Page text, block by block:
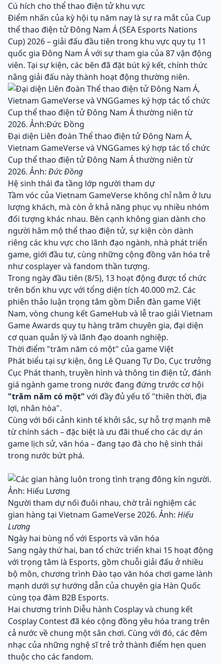
Cú hích cho thể thao điện tử khu vực
Điểm nhấn của kỳ hội tụ năm nay là sự ra mắt của Cup
thể thao điện tử Đông Nam Á (SEA Esports Nations
Cup) 2026 – giải đấu đầu tiên trong khu vực quy tụ 11
quốc gia Đông Nam Á với sự tham gia của 87 vận động
viên. Tại sự kiện, các bên đã đặt bút ký kết, chính thức
nâng giải đấu này thành hoạt động thường niên.
Đại diện Liên đoàn Thể thao điện tử Đông Nam Á,
Vietnam GameVerse và VNGGames ký hợp tác tổ chức
Cup thể thao điện tử Đông Nam Á thường niên từ
2026. Ảnh: Đức Đồng
Hệ sinh thái đa tầng lớp người tham dự
Tầm vóc của Vietnam GameVerse không chỉ nằm ở lưu
lượng khách, mà còn ở khả năng phục vụ nhiều nhóm
đối tượng khác nhau. Bên cạnh không gian dành cho
người hâm mộ thể thao điện tử, sự kiện còn dành
riêng các khu vực cho lãnh đạo ngành, nhà phát triển
game, giới đầu tư, cùng những cộng đồng văn hóa trẻ
như cosplayer và fandom thần tượng.
Trong ngày đầu tiên (8/5), 13 hoạt động được tổ chức
trên bốn khu vực với tổng diện tích 40.000 m2. Các
phiên thảo luận trọng tâm gồm Diễn đàn game Việt
Nam, vòng chung kết GameHub và lễ trao giải Vietnam
Game Awards quy tụ hàng trăm chuyên gia, đại diện
cơ quan quản lý và lãnh đạo doanh nghiệp.
Thời điểm "trăm năm có một" của game Việt
Phát biểu tại sự kiện, ông Lê Quang Tự Do, Cục trưởng
Cục Phát thanh, truyền hình và thông tin điện tử, đánh
giá ngành game trong nước đang đứng trước cơ hội
"trăm năm có một" với đầy đủ yếu tố "thiên thời, địa
lợi, nhân hòa".
Cùng với bối cảnh kinh tế khởi sắc, sự hỗ trợ mạnh mẽ
từ chính sách – đặc biệt là ưu đãi thuế cho các dự án
game lịch sử, văn hóa – đang tạo đà cho hệ sinh thái
trong nước bứt phá.
Người tham dự nối đuôi nhau, chờ trải nghiệm các
gian hàng tại Vietnam GameVerse 2026. Ảnh: Hiếu
Lương
Ngày hai bùng nổ với Esports và văn hóa
Sang ngày thứ hai, ban tổ chức triển khai 15 hoạt động
với trọng tâm là Esports, gồm chuỗi giải đấu ở nhiều
bộ môn, chương trình Đào tạo văn hóa chơi game lành
mạnh dưới sự hướng dẫn của chuyên gia Hàn Quốc
cùng tọa đàm B2B Esports.
Hai chương trình Diễu hành Cosplay và chung kết
Cosplay Contest đã kéo cộng đồng yêu hóa trang trên
cả nước về chung một sân chơi. Cùng với đó, các đêm
nhạc của những nghệ sĩ trẻ trở thành điểm hẹn quen
thuộc cho các fandom.